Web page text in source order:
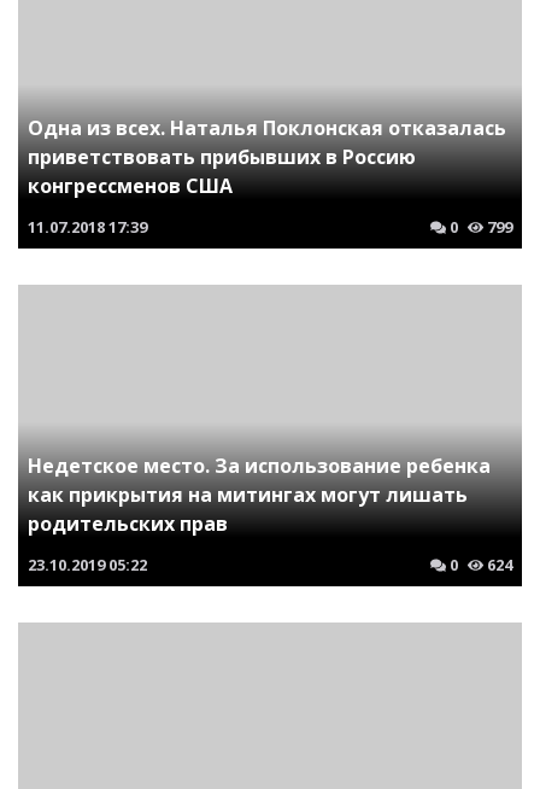
Одна из всех. Наталья Поклонская отказалась
приветствовать прибывших в Россию
конгрессменов США
11.07.201817:39 0 799
Недетское место. За использование ребенка
как прикрытия на митингах могут лишать
родительских прав
23.10.2019 05:22 0 624